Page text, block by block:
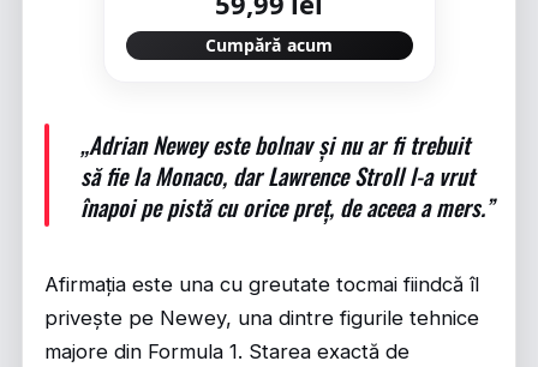
Cumpără acum
„Adrian Newey este bolnav și nu ar fi trebuit
să fie la Monaco, dar Lawrence Stroll l-a vrut
înapoi pe pistă cu orice preț, de aceea a mers.”
Afirmația este una cu greutate tocmai fiindcă îl
privește pe Newey, una dintre figurile tehnice
majore din Formula 1. Starea exactă de